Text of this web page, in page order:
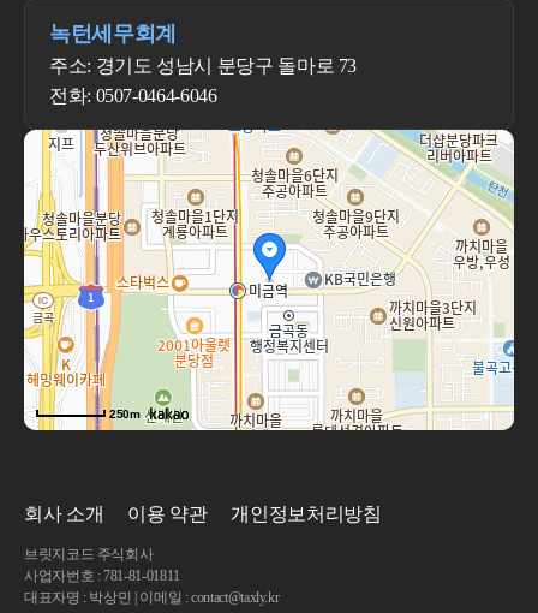
녹턴세무회계
주소: 경기도 성남시 분당구 돌마로 73
전화: 0507-0464-6046
250m
회사 소개 이용 약관 개인정보처리방침
브릿지코드 주식회사
사업자번호 : 781-81-01811
대표자명 : 박상민 | 이메일 : contact@taxly.kr